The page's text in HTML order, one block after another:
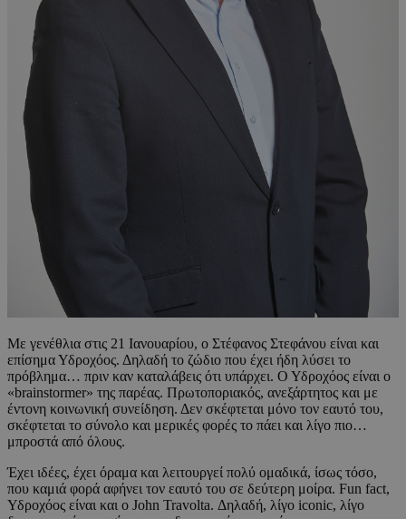
Με γενέθλια στις 21 Ιανουαρίου, ο Στέφανος Στεφάνου είναι και
επίσημα Υδροχόος. Δηλαδή το ζώδιο που έχει ήδη λύσει το
πρόβλημα… πριν καν καταλάβεις ότι υπάρχει. Ο Υδροχόος είναι ο
«brainstormer» της παρέας. Πρωτοποριακός, ανεξάρτητος και με
έντονη κοινωνική συνείδηση. Δεν σκέφτεται μόνο τον εαυτό του,
σκέφτεται το σύνολο και μερικές φορές το πάει και λίγο πιο…
μπροστά από όλους.
Έχει ιδέες, έχει όραμα και λειτουργεί πολύ ομαδικά, ίσως τόσο,
που καμιά φορά αφήνει τον εαυτό του σε δεύτερη μοίρα. Fun fact,
Υδροχόος είναι και ο John Travolta. Δηλαδή, λίγο iconic, λίγο